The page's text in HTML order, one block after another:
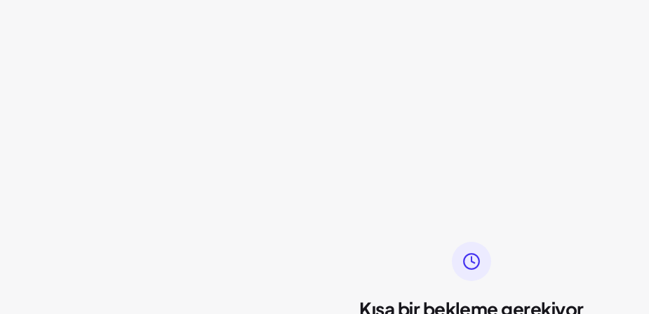
Kısa bir bekleme gerekiyor